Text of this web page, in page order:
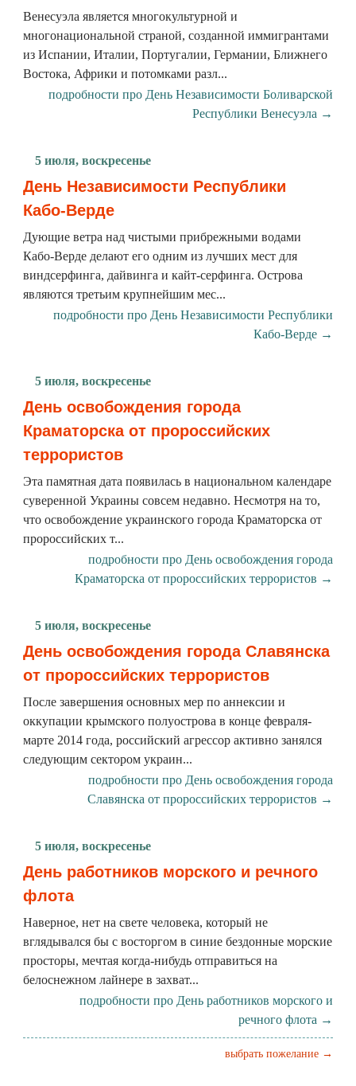
Венесуэла является многокультурной и
многонациональной страной, созданной иммигрантами
из Испании, Италии, Португалии, Германии, Ближнего
Востока, Африки и потомками разл...
подробности про День Независимости Боливарской
Республики Венесуэла →
5 июля, воскресенье
День Независимости Республики
Кабо-Верде
Дующие ветра над чистыми прибрежными водами
Кабо-Верде делают его одним из лучших мест для
виндсерфинга, дайвинга и кайт-серфинга. Острова
являются третьим крупнейшим мес...
подробности про День Независимости Республики
Кабо-Верде →
5 июля, воскресенье
День освобождения города
Краматорска от пророссийских
террористов
Эта памятная дата появилась в национальном календаре
суверенной Украины совсем недавно. Несмотря на то,
что освобождение украинского города Краматорска от
пророссийских т...
подробности про День освобождения города
Краматорска от пророссийских террористов →
5 июля, воскресенье
День освобождения города Славянска
от пророссийских террористов
После завершения основных мер по аннексии и
оккупации крымского полуострова в конце февраля-
марте 2014 года, российский агрессор активно занялся
следующим сектором украин...
подробности про День освобождения города
Славянска от пророссийских террористов →
5 июля, воскресенье
День работников морского и речного
флота
Наверное, нет на свете человека, который не
вглядывался бы с восторгом в синие бездонные морские
просторы, мечтая когда-нибудь отправиться на
белоснежном лайнере в захват...
подробности про День работников морского и
речного флота →
выбрать пожелание →